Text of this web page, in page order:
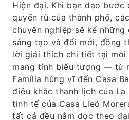
Hiện đại. Khi bạn dạo bước
quyến rũ của thành phố,
chuyên nghiệp sẽ kể những
sáng tạo và đổi mới, đồng
lời giải thích chi tiết tại mỗi
mang tính biểu tượng — từ
Família hùng vĩ đến Casa
điêu khắc thanh lịch của La
tinh tế của Casa Lleó
tất cả đều nằm dọc theo